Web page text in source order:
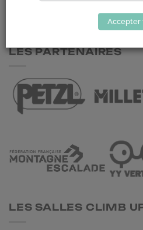
LES PARTENAIRES
LES SALLES CLIMB
Accepter